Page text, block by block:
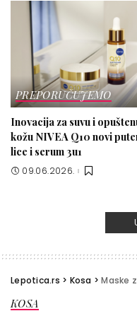
PREPORUČUJEMO
Inovacija za suvu i
kožu NIVEA Q10 novi
lice i serum 3u1
09.06.2026.
Lepotica.rs > Kosa >Maske za
KOSA